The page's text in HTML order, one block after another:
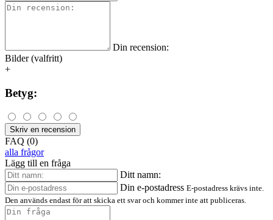
Din recension:
Bilder (valfritt)
+
Betyg:
Skriv en recension
FAQ (0)
alla frågor
Lägg till en fråga
Ditt namn:
Din e-postadress E-postadress krävs inte.
Den används endast för att skicka ett svar och kommer inte att publiceras.